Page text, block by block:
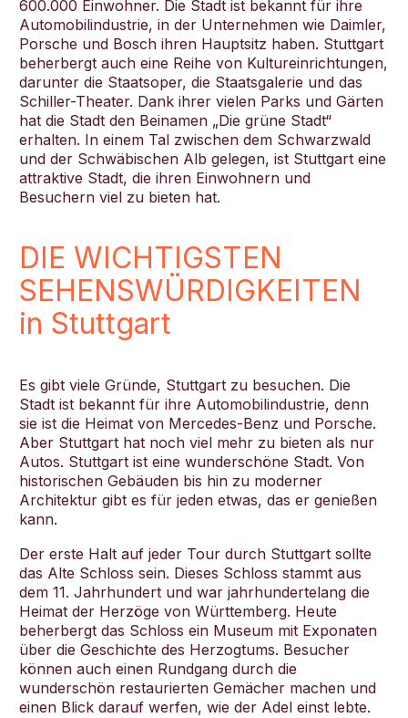
600.000 Einwohner. Die Stadt ist bekannt für ihre
Automobilindustrie, in der Unternehmen wie Daimler,
Porsche und Bosch ihren Hauptsitz haben. Stuttgart
beherbergt auch eine Reihe von Kultureinrichtungen,
darunter die Staatsoper, die Staatsgalerie und das
Schiller-Theater. Dank ihrer vielen Parks und Gärten
hat die Stadt den Beinamen „Die grüne Stadt“
erhalten. In einem Tal zwischen dem Schwarzwald
und der Schwäbischen Alb gelegen, ist Stuttgart eine
attraktive Stadt, die ihren Einwohnern und
Besuchern viel zu bieten hat.
DIE WICHTIGSTEN
SEHENSWÜRDIGKEITEN
in Stuttgart
Es gibt viele Gründe, Stuttgart zu besuchen. Die
Stadt ist bekannt für ihre Automobilindustrie, denn
sie ist die Heimat von Mercedes-Benz und Porsche.
Aber Stuttgart hat noch viel mehr zu bieten als nur
Autos. Stuttgart ist eine wunderschöne Stadt. Von
historischen Gebäuden bis hin zu moderner
Architektur gibt es für jeden etwas, das er genießen
kann.
Der erste Halt auf jeder Tour durch Stuttgart sollte
das Alte Schloss sein. Dieses Schloss stammt aus
dem 11. Jahrhundert und war jahrhundertelang die
Heimat der Herzöge von Württemberg. Heute
beherbergt das Schloss ein Museum mit Exponaten
über die Geschichte des Herzogtums. Besucher
können auch einen Rundgang durch die
wunderschön restaurierten Gemächer machen und
einen Blick darauf werfen, wie der Adel einst lebte.